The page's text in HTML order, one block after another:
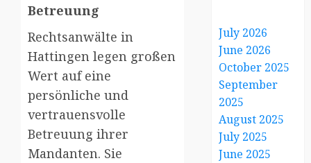
Betreuung
Rechtsanwälte in
Hattingen legen großen
Wert auf eine
persönliche und
vertrauensvolle
Betreuung ihrer
Mandanten. Sie
July 2026
June 2026
October 2025
September
2025
August 2025
July 2025
June 2025